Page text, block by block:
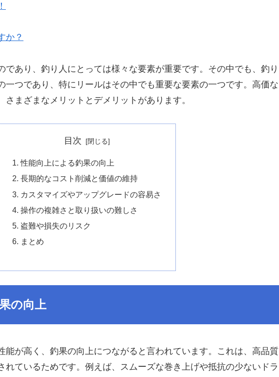
か？
であり、釣り人にとっては様々な要素が重要です。その中でも、釣り
一つであり、特にリールはその中でも重要な要素の一つです。高価な
さまざまなメリットとデメリットがあります。
目次
性能向上による釣果の向上
長期的なコスト削減と価値の維持
カスタマイズやアップグレードの容易さ
操作の複雑さと取り扱いの難しさ
盗難や損失のリスク
まとめ
の向上
能が高く、釣果の向上につながると言われています。これは、高品質
れているためです。例えば、スムーズな巻き上げや抵抗の少ないドラ